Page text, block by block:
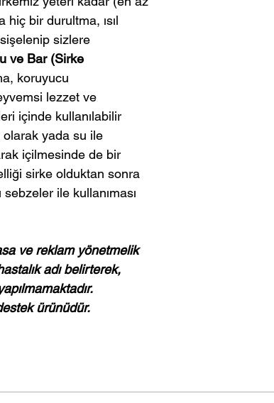
bir durultma, ısıl
sizlere
ve Bar (Sirke
koruyucu
lezzet ve
içinde kullanılabilir
olarak yada su ile
içilmesinde de bir
sirke olduktan sonra
sebzeler ile kullanıması
ve reklam yönetmelik
adı belirterek,
ürünüdür.